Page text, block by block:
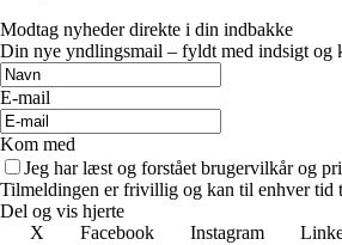
Modtag nyheder direkte i din indbakke
Din nye yndlingsmail – fyldt med indsigt og
E-mail
Kom med
Jeg har læst og forstået brugervilkår og
Tilmeldingen er frivillig og kan til enhver tid
Del og vis hjerte
X
Facebook Instagram